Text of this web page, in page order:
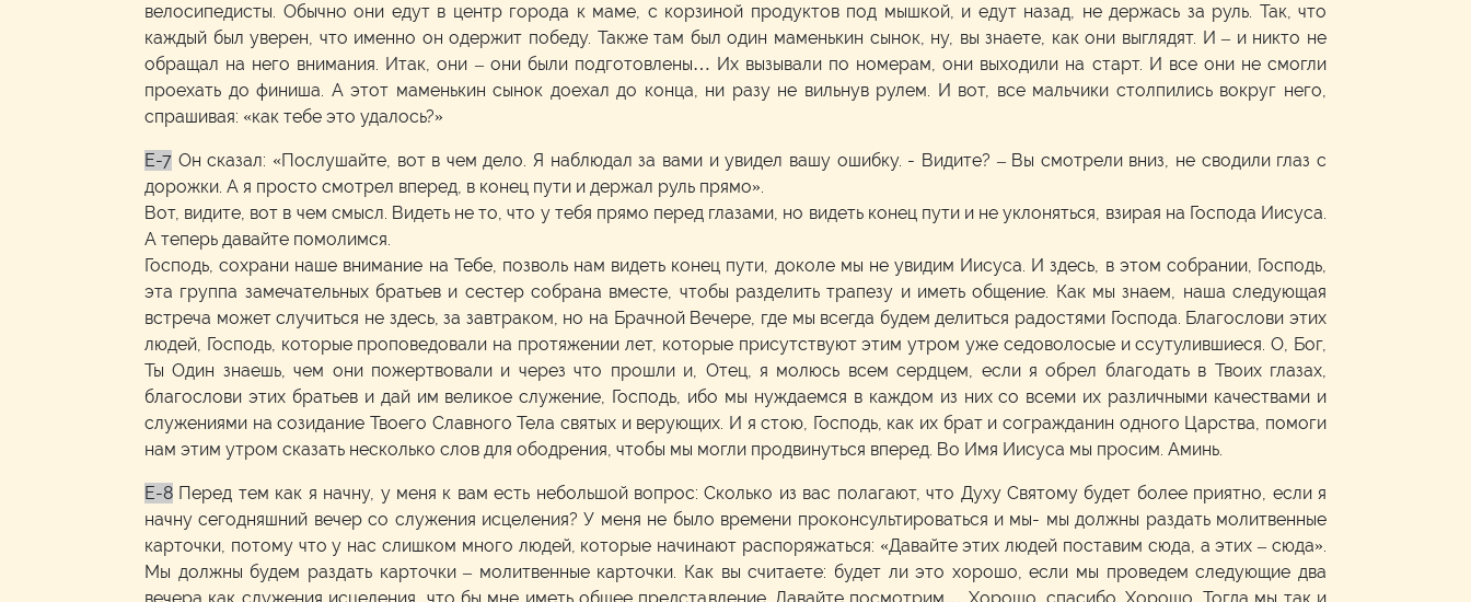
велосипедисты. Обычно они едут в центр города к маме, с корзиной продуктов под мышкой, и едут назад, не держась за руль. Так, что
каждый был уверен, что именно он одержит победу. Также там был один маменькин сынок, ну, вы знаете, как они выглядят. И – и никто не
обращал на него внимания. Итак, они – они были подготовлены… Их вызывали по номерам, они выходили на старт. И все они не смогли
проехать до финиша. А этот маменькин сынок доехал до конца, ни разу не вильнув рулем. И вот, все мальчики столпились вокруг него,
спрашивая: «как тебе это удалось?»
E-7 Он сказал: «Послушайте, вот в чем дело. Я наблюдал за вами и увидел вашу ошибку. - Видите? – Вы смотрели вниз, не сводили глаз с
дорожки. А я просто смотрел вперед, в конец пути и держал руль прямо».
Вот, видите, вот в чем смысл. Видеть не то, что у тебя прямо перед глазами, но видеть конец пути и не уклоняться, взирая на Господа Иисуса.
А теперь давайте помолимся.
Господь, сохрани наше внимание на Тебе, позволь нам видеть конец пути, доколе мы не увидим Иисуса. И здесь, в этом собрании, Господь,
эта группа замечательных братьев и сестер собрана вместе, чтобы разделить трапезу и иметь общение. Как мы знаем, наша следующая
встреча может случиться не здесь, за завтраком, но на Брачной Вечере, где мы всегда будем делиться радостями Господа. Благослови этих
людей, Господь, которые проповедовали на протяжении лет, которые присутствуют этим утром уже седоволосые и ссутулившиеся. О, Бог,
Ты Один знаешь, чем они пожертвовали и через что прошли и, Отец, я молюсь всем сердцем, если я обрел благодать в Твоих глазах,
благослови этих братьев и дай им великое служение, Господь, ибо мы нуждаемся в каждом из них со всеми их различными качествами и
служениями на созидание Твоего Славного Тела святых и верующих. И я стою, Господь, как их брат и согражданин одного Царства, помоги
нам этим утром сказать несколько слов для ободрения, чтобы мы могли продвинуться вперед. Во Имя Иисуса мы просим. Аминь.
E-8 Перед тем как я начну, у меня к вам есть небольшой вопрос: Сколько из вас полагают, что Духу Святому будет более приятно, если я
начну сегодняшний вечер со служения исцеления? У меня не было времени проконсультироваться и мы- мы должны раздать молитвенные
карточки, потому что у нас слишком много людей, которые начинают распоряжаться: «Давайте этих людей поставим сюда, а этих – сюда».
Мы должны будем раздать карточки – молитвенные карточки. Как вы считаете: будет ли это хорошо, если мы проведем следующие два